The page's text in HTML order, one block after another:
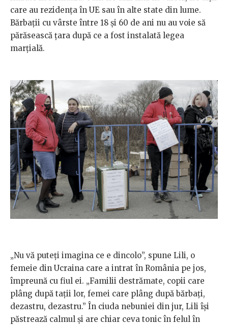
care au rezidența în UE sau în alte state din lume.
Bărbații cu vârste între 18 și 60 de ani nu au voie să
părăsească țara după ce a fost instalată legea
marțială.
„Nu vă puteți imagina ce e dincolo”, spune Lili, o
femeie din Ucraina care a intrat în România pe jos,
împreună cu fiul ei. „Familii destrămate, copii care
plâng după tații lor, femei care plâng după bărbați,
dezastru, dezastru.” În ciuda nebuniei din jur, Lili își
păstrează calmul și are chiar ceva tonic în felul în